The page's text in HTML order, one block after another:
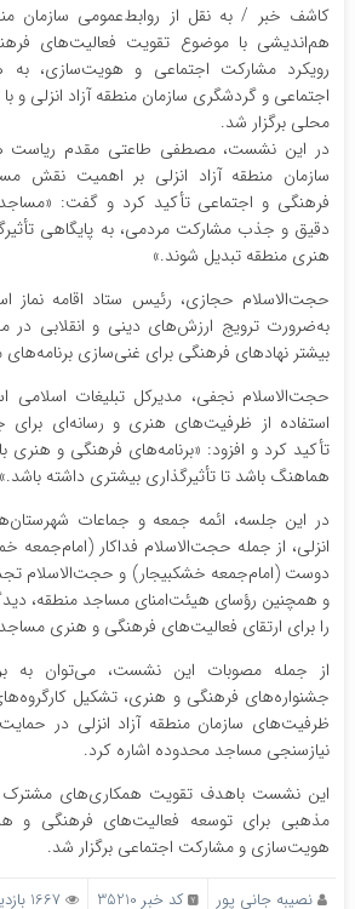
کاشف خبر / به نقل از روابط‌عمومی سازمان
هم‌اندیشی با موضوع تقویت فعالیت‌های
رویکرد مشارکت اجتماعی و هویت‌سازی،
اجتماعی و گردشگری سازمان منطقه آزاد انزلی و
محلی برگزار شد.
در این نشست، مصطفی طاعتی مقدم ریاست
سازمان منطقه آزاد انزلی بر اهمیت نقش
فرهنگی و اجتماعی تأکید کرد و گفت: «مساجد
دقیق و جذب مشارکت مردمی، به پایگاهی
هنری منطقه تبدیل شوند.»
حجت‌الاسلام حجازی، رئیس ستاد اقامه نماز
به‌ضرورت ترویج ارزش‌های دینی و انقلابی در
بیشتر نهادهای فرهنگی برای غنی‌سازی
حجت‌الاسلام نجفی، مدیرکل تبلیغات اسلامی
استفاده از ظرفیت‌های هنری و رسانه‌ای
تأکید کرد و افزود: «برنامه‌های فرهنگی و هنری
هماهنگ باشد تا تأثیرگذاری بیشتری داشته باشد.»
در این جلسه، ائمه جمعه و جماعات
انزلی، از جمله حجت‌الاسلام فداکار (امام‌جمعه
دوست (امام‌جمعه خشکبیجار) و حجت‌الاسلام
و همچنین رؤسای هیئت‌امنای مساجد منطقه،
را برای ارتقای فعالیت‌های فرهنگی و هنری مساجد
از جمله مصوبات این نشست، می‌توان به
جشنواره‌های فرهنگی و هنری، تشکیل
ظرفیت‌های سازمان منطقه آزاد انزلی در
نیازسنجی مساجد محدوده اشاره کرد.
این نشست باهدف تقویت همکاری‌های مشترک
مذهبی برای توسعه فعالیت‌های فرهنگی و
هویت‌سازی و مشارکت اجتماعی برگزار شد.
نصیبه جانی پور کد خبر 35210 1667 بازدید